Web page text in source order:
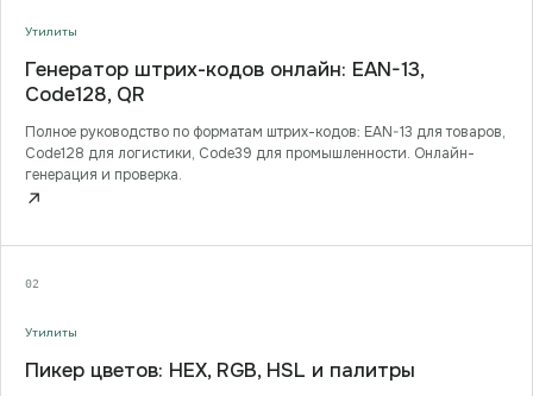
Утилиты
Генератор штрих-кодов онлайн: EAN-13,
Code128, QR
Полное руководство по форматам штрих-кодов: EAN-13 для товаров,
Code128 для логистики, Code39 для промышленности. Онлайн-
генерация и проверка.
↗
02
Утилиты
Пикер цветов: HEX, RGB, HSL и палитры